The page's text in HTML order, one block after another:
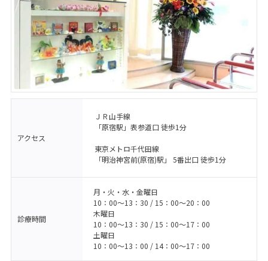
アクセス
ＪＲ山手線
「原宿駅」表参道口 徒歩1分
東京メトロ千代田線
「明治神宮前(原宿)駅」 5番出口 徒歩1分
診療時間
月・火・水・金曜日
10：00〜13：30 / 15：00〜20：00
木曜日
10：00〜13：30 / 15：00〜17：00
土曜日
10：00〜13：00 / 14：00〜17：00